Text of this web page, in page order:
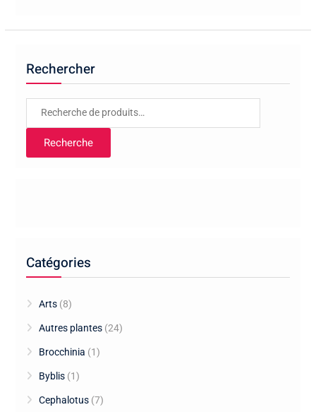
Rechercher
Recherche
Recherche
Catégories
Arts (8)
Autres plantes (24)
Brocchinia (1)
Byblis (1)
Cephalotus (7)